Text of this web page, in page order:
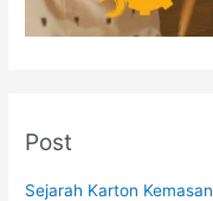
Post
Sejarah Karton